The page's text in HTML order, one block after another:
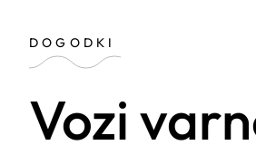
DOGODKI
Vozi